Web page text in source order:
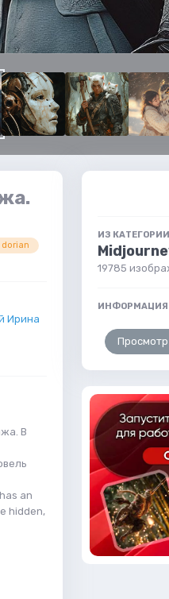
dorian
Ирина
В
an
hidden,
ИЗ
19785
ИНФОРМАЦИЯ